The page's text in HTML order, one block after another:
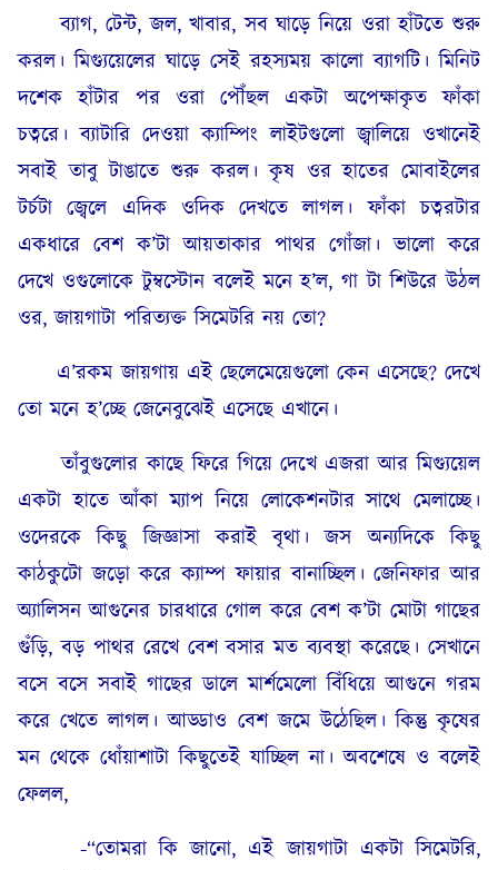
ব্যাগ, টেন্ট, জল, খাবার, সব ঘাড়ে নিয়ে ওরা হাঁটতে শুরু
করল। মিগ্যুয়েলের ঘাড়ে সেই রহস্যময় কালো ব্যাগটি। মিনিট
দশেক হাঁটার পর ওরা পৌঁছল একটা অপেক্ষাকৃত ফাঁকা
চত্বরে। ব্যাটারি দেওয়া ক্যাম্পিং লাইটগুলো জ্বালিয়ে ওখানেই
সবাই তাবু টাঙাতে শুরু করল। কৃষ ওর হাতের মোবাইলের
টর্চটা জ্বেলে এদিক ওদিক দেখতে লাগল। ফাঁকা চত্বরটার
একধারে বেশ ক’টা আয়তাকার পাথর গোঁজা। ভালো করে
দেখে ওগুলোকে টুম্বস্টোন বলেই মনে হ’ল, গা টা শিউরে উঠল
ওর, জায়গাটা পরিত্যক্ত সিমেটরি নয় তো?
এ’রকম জায়গায় এই ছেলেমেয়েগুলো কেন এসেছে? দেখে
তো মনে হ’চ্ছে জেনেবুঝেই এসেছে এখানে।
তাঁবুগুলোর কাছে ফিরে গিয়ে দেখে এজরা আর মিগ্যুয়েল
একটা হাতে আঁকা ম্যাপ নিয়ে লোকেশনটার সাথে মেলাচ্ছে।
ওদেরকে কিছু জিজ্ঞাসা করাই বৃথা। জস অন্যদিকে কিছু
কাঠকুটো জড়ো করে ক্যাম্প ফায়ার বানাচ্ছিল। জেনিফার আর
অ্যালিসন আগুনের চারধারে গোল করে বেশ ক’টা মোটা গাছের
গুঁড়ি, বড় পাথর রেখে বেশ বসার মত ব্যবস্থা করেছে। সেখানে
বসে বসে সবাই গাছের ডালে মার্শমেলো বিঁধিয়ে আগুনে গরম
করে খেতে লাগল। আড্ডাও বেশ জমে উঠেছিল। কিন্তু কৃষের
মন থেকে ধোঁয়াশাটা কিছুতেই যাচ্ছিল না। অবশেষে ও বলেই
ফেলল,
-“তোমরা কি জানো, এই জায়গাটা একটা সিমেটরি,